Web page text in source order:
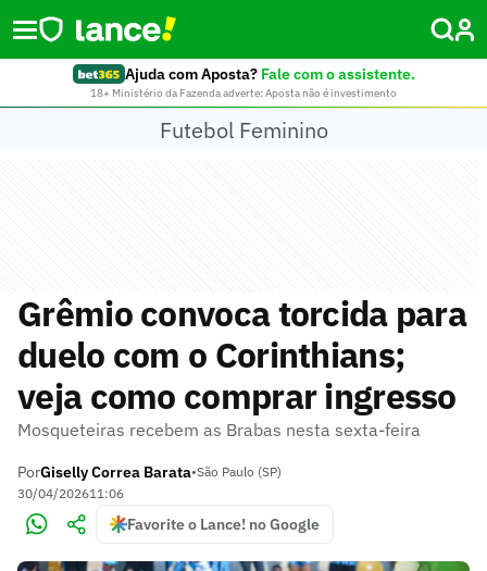
Ajuda com Aposta? Fale com o assistente.
18+ Ministério da Fazenda adverte: Aposta não é investimento
Futebol Feminino
Grêmio convoca torcida para
duelo com o Corinthians;
veja como comprar ingresso
Mosqueteiras recebem as Brabas nesta sexta-feira
PorGiselly Correa Barata•São Paulo (SP)
30/04/202611:06
Favorite o Lance! no Google